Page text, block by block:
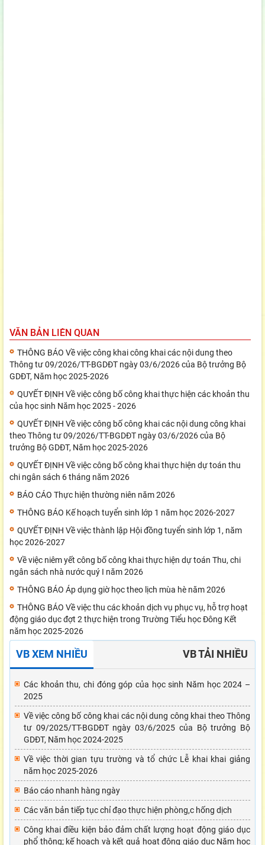
VĂN BẢN LIÊN QUAN
THÔNG BÁO Về việc công khai công khai các nội dung theo
Thông tư 09/2026/TT-BGDĐT ngày 03/6/2026 của Bộ trưởng Bộ
GDĐT, Năm học 2025-2026
QUYẾT ĐỊNH Về việc công bố công khai thực hiện các khoản thu
của học sinh Năm học 2025 - 2026
QUYẾT ĐỊNH Về việc công bố công khai các nội dung công khai
theo Thông tư 09/2026/TT-BGDĐT ngày 03/6/2026 của Bộ
trưởng Bộ GDĐT, Năm học 2025-2026
QUYẾT ĐỊNH Về việc công bố công khai thực hiện dự toán thu
chi ngân sách 6 tháng năm 2026
BÁO CÁO Thực hiện thường niên năm 2026
THÔNG BÁO Kế hoạch tuyển sinh lớp 1 năm học 2026-2027
QUYẾT ĐỊNH Về việc thành lập Hội đồng tuyển sinh lớp 1, năm
học 2026-2027
Về việc niêm yết công bố công khai thực hiện dự toán Thu, chi
ngân sách nhà nước quý I năm 2026
THÔNG BÁO Áp dụng giờ học theo lịch mùa hè năm 2026
THÔNG BÁO Về việc thu các khoản dịch vụ phục vụ, hỗ trợ hoạt
động giáo dục đợt 2 thực hiện trong Trường Tiểu học Đông Kết
năm học 2025-2026
VB XEM NHIỀU VB TẢI NHIỀU
Các khoản thu, chi đóng góp của học sinh Năm học 2024 –
2025
Về việc công bố công khai các nội dung công khai theo Thông
tư 09/2025/TT-BGDĐT ngày 03/6/2025 của Bộ trưởng Bộ
GDĐT, Năm học 2024-2025
Về việc thời gian tựu trường và tổ chức Lễ khai khai giảng
năm học 2025-2026
Báo cáo nhanh hàng ngày
Các văn bản tiếp tục chỉ đạo thực hiện phòng,c hống dịch
Công khai điều kiện bảo đảm chất lượng hoạt động giáo dục
phổ thông; kế hoạch và kết quả hoạt động giáo dục Năm học